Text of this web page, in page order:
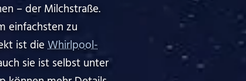
– der Milchstraße.
einfachsten zu
ist die Whirlpool-
sie ist selbst unter